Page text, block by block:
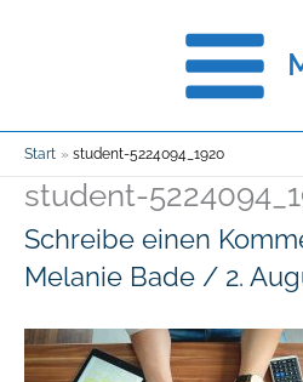
springen
Start student-5224094_1920
student-
Schreibe einen
Melanie Bade / 2.